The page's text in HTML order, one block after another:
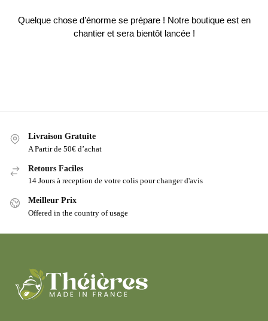
Quelque chose d’énorme se prépare ! Notre boutique est en
chantier et sera bientôt lancée !
Livraison Gratuite
A Partir de 50€ d’achat
Retours Faciles
14 Jours à reception de votre colis pour changer d'avis
Meilleur Prix
Offered in the country of usage